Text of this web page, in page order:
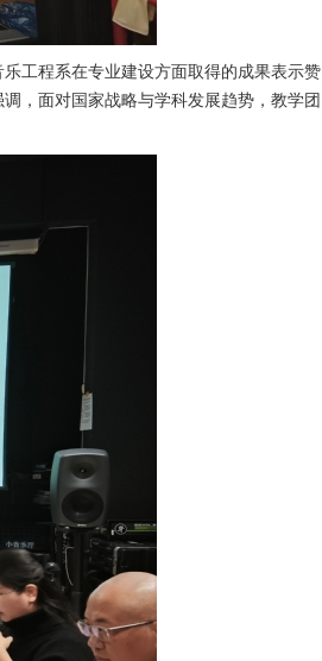
工程系在专业建设方面取得的成果表示赞
，面对国家战略与学科发展趋势，教学团